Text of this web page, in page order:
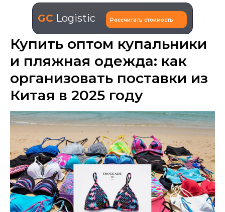
GC Logistic Рассчитать стоимость
Купить оптом купальники
и пляжная одежда: как
организовать поставки из
Китая в 2025 году